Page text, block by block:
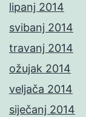
lipanj 2014
svibanj 2014
travanj 2014
ožujak 2014
veljača 2014
siječanj 2014